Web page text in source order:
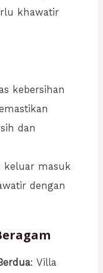
khawatir
kebersihan
dan
keluar masuk
dengan
: Villa